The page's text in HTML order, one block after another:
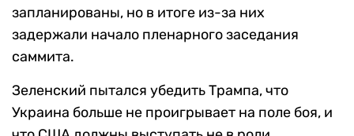
запланированы, но в итоге из-за них
задержали начало пленарного заседания
саммита.
Зеленский пытался убедить Трампа, что
Украина больше не проигрывает на поле боя, и